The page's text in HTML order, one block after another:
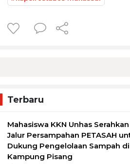
Terbaru
Mahasiswa KKN Unhas
Jalur Persampahan PETASAH
Dukung Pengelolaan Sampah di
Kampung Pisang